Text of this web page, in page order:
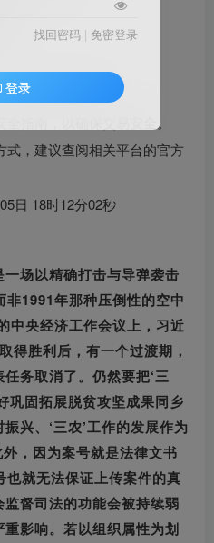
。
诈和虚假宣传。
指南，以确保交易安全。
，建议查阅相关平台的官方
日 18时12分02秒
场以精确打击与导弹袭击
1991年那种压倒性的空中
中央经济工作会议上，习近
得胜利后，有一个过渡期，
务取消了。仍然要把‘三
巩固拓展脱贫攻坚成果同乡
兴、‘三农’工作的发展作为
，因为案号就是法律文书
就无法保证上传案件的真
督司法的功能会被持续弱
影响。若以组织属性为划
找回密码 | 免密登录
登录